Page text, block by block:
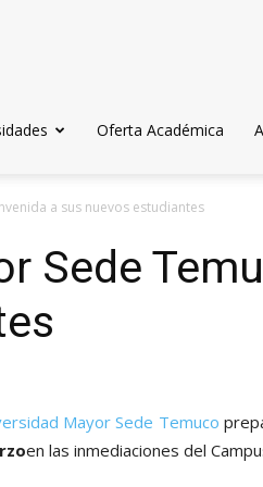
Oferta Académica
a sus nuevos estudiantes
Sede
Mayor Sede Temuco
en las inmediaciones del